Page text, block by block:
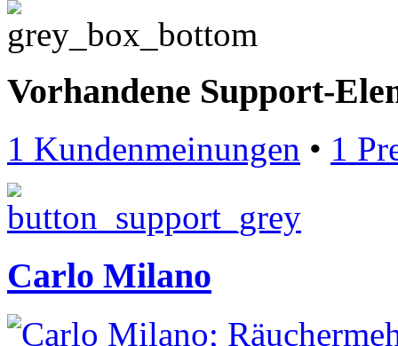
Vorhandene Support-
1 Kundenmeinungen • 1
Carlo Milano